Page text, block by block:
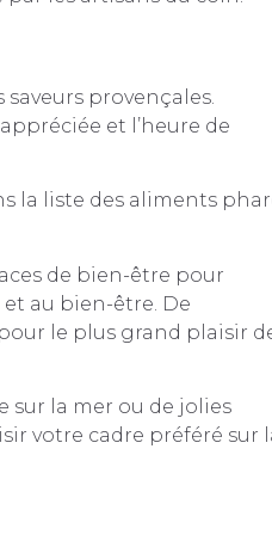
provençales.
et l’heure de
la liste des aliments
de bien-être pour
au bien-être. De
le plus grand plaisir
sur la mer ou de jolies
votre cadre préféré sur